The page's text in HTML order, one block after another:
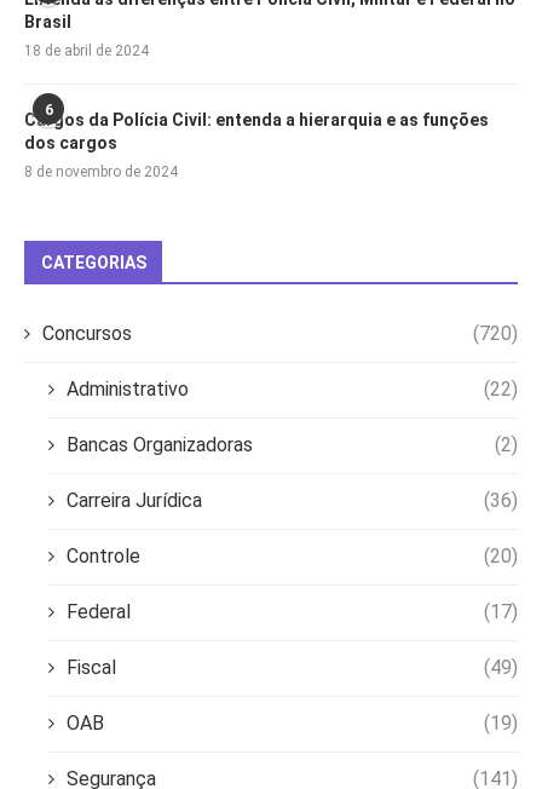
Brasil
18 de abril de 2024
6
Cargos da Polícia Civil: entenda a hierarquia e as funções
dos cargos
8 de novembro de 2024
CATEGORIAS
Concursos (720)
Administrativo (22)
Bancas Organizadoras (2)
Carreira Jurídica (36)
Controle (20)
Federal (17)
Fiscal (49)
OAB (19)
Segurança (141)